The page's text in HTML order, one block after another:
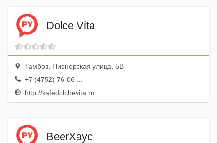
Dolce Vita
Тамбов, Пионерская улица, 5В
+7 (4752) 76-06-...
http://kafedolchevita.ru
BeerХаус